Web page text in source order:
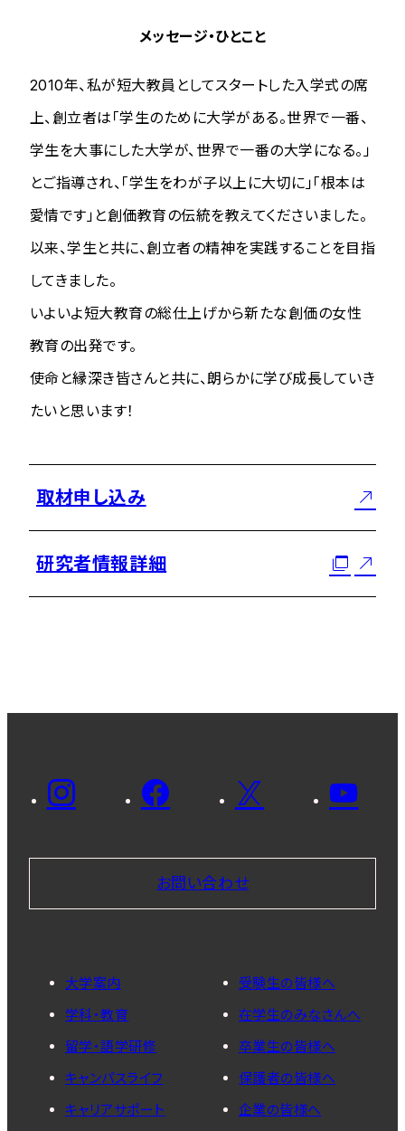
メッセージ・ひとこと
2010年、私が短大教員としてスタートした入学式の席
上、創立者は「学生のために大学がある。世界で一番、
学生を大事にした大学が、世界で一番の大学になる。」
とご指導され、「学生をわが子以上に大切に」「根本は
愛情です」と創価教育の伝統を教えてくださいました。
以来、学生と共に、創立者の精神を実践することを目指
してきました。
いよいよ短大教育の総仕上げから新たな創価の女性
教育の出発です。
使命と縁深き皆さんと共に、朗らかに学び成長していき
たいと思います！
取材申し込み
研究者情報詳細
お問い合わせ
大学案内
学科・教育
留学・語学研修
キャンパスライフ
キャリアサポート
受験生の皆様へ
在学生のみなさんへ
卒業生の皆様へ
保護者の皆様へ
企業の皆様へ